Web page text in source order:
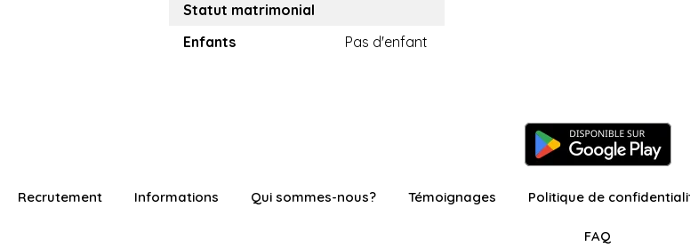
Statut matrimonial
Enfants
Pas d'enfant
Recrutement Informations Qui sommes-nous? Témoignages Politique de
FAQ